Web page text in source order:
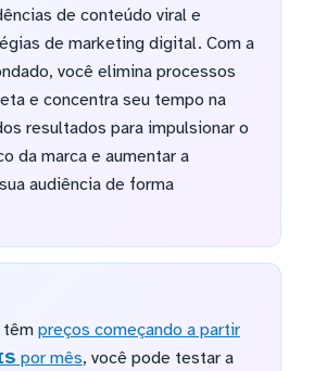
de conteúdo viral e
de marketing digital. Com a
você elimina processos
e concentra seu tempo na
resultados para impulsionar o
da marca e aumentar a
audiência de forma
têm preços começando a partir
por mês, você pode testar a